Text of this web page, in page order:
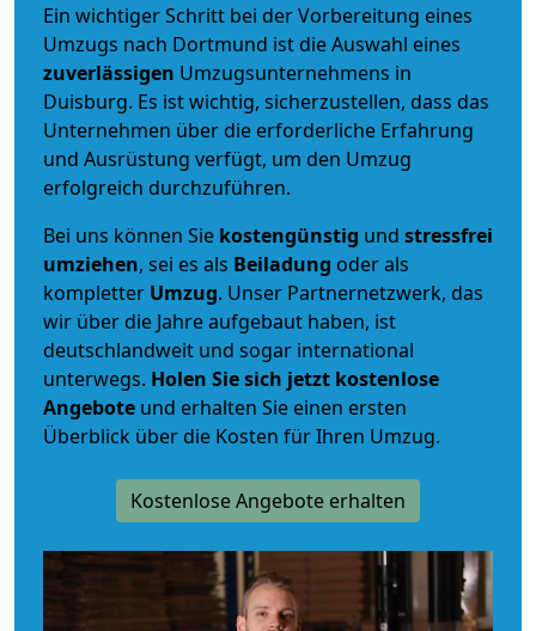
Ein wichtiger Schritt bei der Vorbereitung eines
Umzugs nach Dortmund ist die Auswahl eines
zuverlässigen Umzugsunternehmens in
Duisburg. Es ist wichtig, sicherzustellen, dass das
Unternehmen über die erforderliche Erfahrung
und Ausrüstung verfügt, um den Umzug
erfolgreich durchzuführen.
Bei uns können Sie kostengünstig und stressfrei
umziehen, sei es als Beiladung oder als
kompletter Umzug. Unser Partnernetzwerk, das
wir über die Jahre aufgebaut haben, ist
deutschlandweit und sogar international
unterwegs. Holen Sie sich jetzt kostenlose
Angebote und erhalten Sie einen ersten
Überblick über die Kosten für Ihren Umzug.
Kostenlose Angebote erhalten